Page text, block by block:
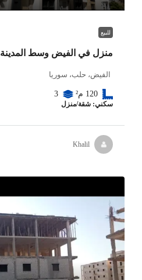
للبيع
منزل في الفيض وسط المدينة
الفيض، حلب، سوريا
120 م² 3
سكني: شقة/منزل
Khalil